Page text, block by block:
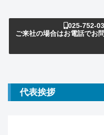
025-752-
ご来社の場合はお電話でお
代表挨拶